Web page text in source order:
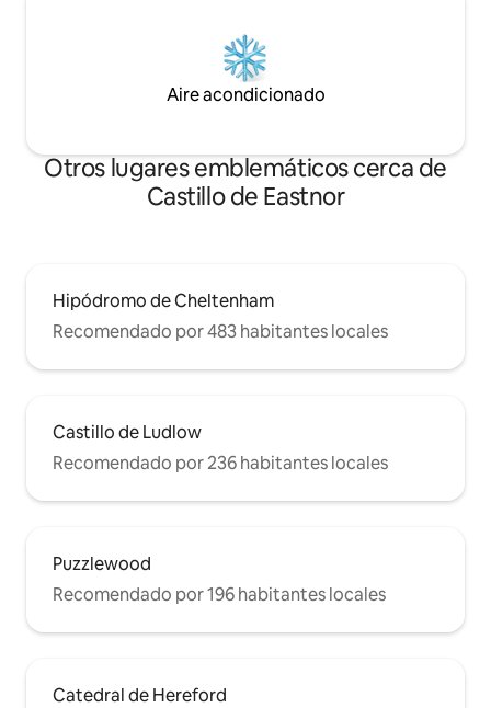
Aire acondicionado
Otros lugares emblemáticos cerca de
Castillo de Eastnor
Hipódromo de Cheltenham
Recomendado por 483 habitantes locales
Castillo de Ludlow
Recomendado por 236 habitantes locales
Puzzlewood
Recomendado por 196 habitantes locales
Catedral de Hereford